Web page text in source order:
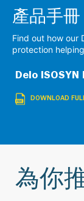
產品手冊
Find out how our
protection
Delo
DOWNLOAD
為你